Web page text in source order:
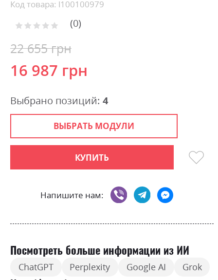
the
gallery
Код товара: l100100979
Рейтинг: 0
16 987 грн
22 655 грн
ВЫБРАТЬ МОДУЛИ
КУПИТЬ
Напишите нам:
Выбрано позиций: 4
Посмотреть больше информации из ИИ
ChatGPT Perplexity Google AI Grok